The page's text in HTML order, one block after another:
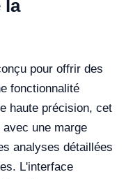
la
pour offrir des
fonctionnalité
haute précision, cet
une marge
analyses détaillées
L'interface